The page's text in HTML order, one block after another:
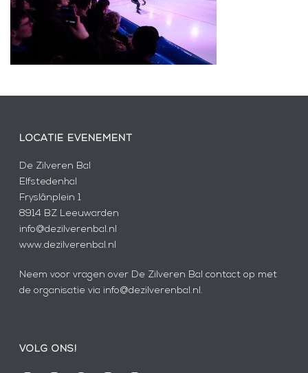
LOCATIE EVENEMENT
De Zilveren Bal
Elfstedenhal
Fryslânplein 1
8914 BZ Leeuwarden
info@dezilverenbal.nl
www.dezilverenbal.nl
Neem voor vragen over De Zilveren Bal contact op met
de organisatie via info@dezilverenbal.nl.
VOLG ONS!